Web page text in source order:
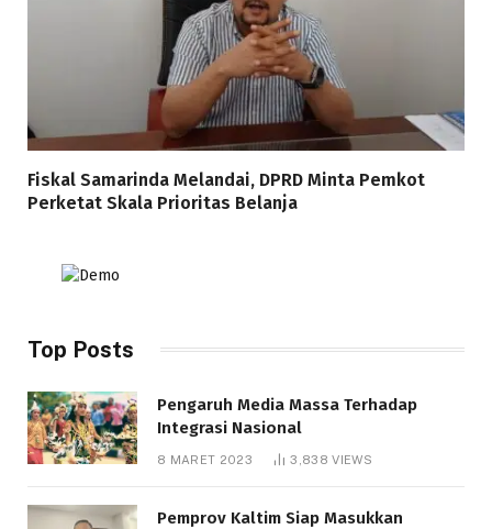
Fiskal Samarinda Melandai, DPRD Minta Pemkot
Perketat Skala Prioritas Belanja
Top Posts
Pengaruh Media Massa Terhadap
Integrasi Nasional
8 MARET 2023 3,838VIEWS
Pemprov Kaltim Siap Masukkan